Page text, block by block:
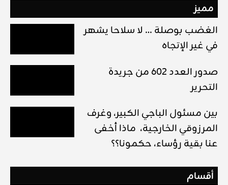
مميز
الغضب بوصلة … لا سلاحا يشهر
في غير الإتجاه
صدور العدد 602 من جريدة
التحرير
بين مسئول الباجي الكبير، وغرف
المرزوقي الخارجية، ماذا أخفى
عنا بقية رؤساء، حكمونا؟؟
أقسام